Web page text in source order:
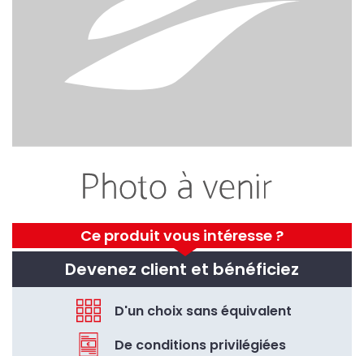
Ce produit vous intéresse ?
Devenez client et bénéficiez
D'un choix sans équivalent
De conditions privilégiées